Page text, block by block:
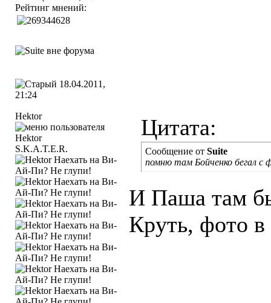
Рейтинг мнений:
18.04.2011,
21:24
Hektor
S.K.A.T.E.R.
Цитата:
Сообщение от Suite
помню там Бойченко бегал с
И Паша там
Круть, фото